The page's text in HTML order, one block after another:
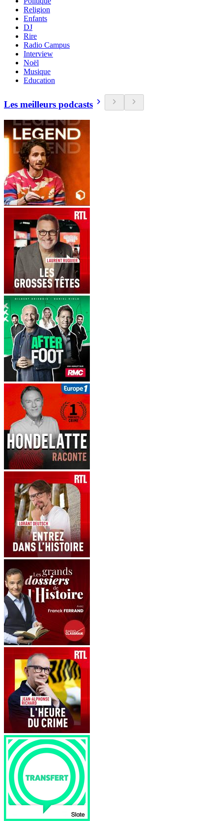
Religion
Enfants
DJ
Rire
Radio Campus
Interview
Noël
Musique
Education
Les meilleurs podcasts